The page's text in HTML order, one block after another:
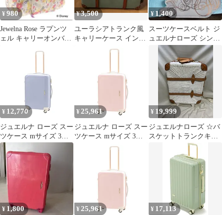
¥ 980
Jewelna Rose ラプンツ
ェル キャリーオンバッ
¥3,500
ユーラシアトランク風
キャリーケース インテ
リア スーツケース
¥ 1,400
スーツケースベルト ジ
ュエルナローズ シンデ
レラ ディズニー
¥ 12,770
ジュエルナ ローズ スー
ツケース mサイズ 3泊4
日 4泊5日 55L 3.6kg キ
ャリーケース キャリー
バッグ スウィートジュ
エルTR No.38812
¥ 25,961
ジュエルナ ローズ スー
ツケース mサイズ 3泊4
日 4泊5日 55L 3.6kg キ
¥ 19,999
ジュエルナローズ ☆バ
スケットトランクキャ
リー☆ホワイト＠ｙ寝
¥ 1,800 ¥ 25,961 ¥ 17,113